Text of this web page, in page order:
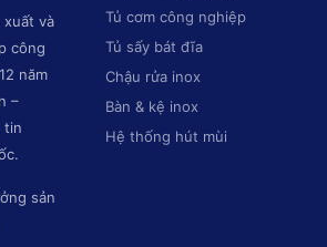
và
công
năm
–
tin
sản
Tủ cơm công nghiệp
Tủ sấy bát đĩa
Chậu rửa inox
Bàn & kệ inox
Hệ thống hút mùi